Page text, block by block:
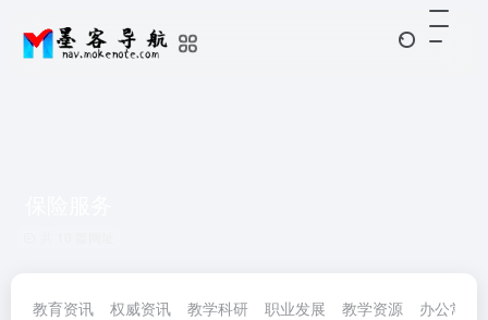
教育资讯 权威资讯 教学科研 职业发展 教学资源 办公常用